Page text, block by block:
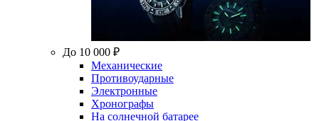
До 10 000 ₽
Механические
Противоударные
Электронные
Хронографы
На солнечной батарее